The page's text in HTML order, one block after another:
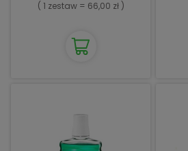
( 1 zestaw = 66,00 zł )